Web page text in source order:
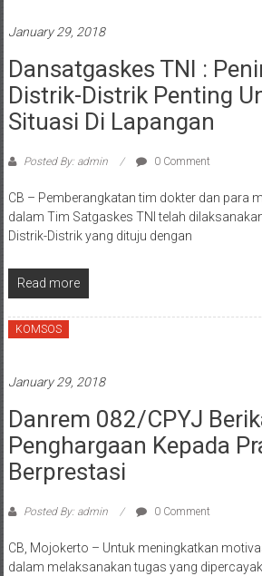
January 29, 2018
Dansatgaskes TNI :
Distrik-Distrik Penting
Situasi Di Lapangan
Posted By: admin 0 Comment
CB – Pemberangkatan tim dokter dan para
dalam Tim Satgaskes TNI telah
Distrik-Distrik yang dituju dengan
Read more
KOMSOS
January 29, 2018
Danrem 082/CPYJ
Penghargaan Kepada
Berprestasi
Posted By: admin 0 Comment
CB, Mojokerto – Untuk meningkatkan
dalam melaksanakan tugas yang